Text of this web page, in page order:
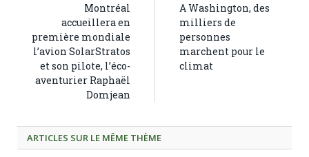
Montréal
accueillera en
première mondiale
l’avion SolarStratos
et son pilote, l’éco-
aventurier Raphaël
Domjean
A Washington, des
milliers de
personnes
marchent pour le
climat
ARTICLES SUR LE MÊME THÈME